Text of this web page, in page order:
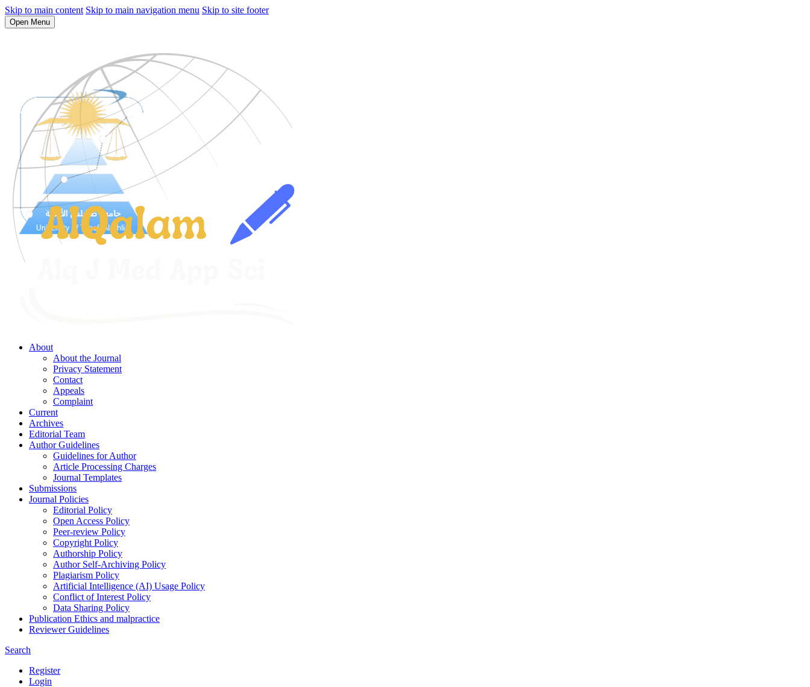
Skip to main content Skip to main navigation menu Skip to site footer
Open Menu
About
About the Journal
Privacy Statement
Contact
Appeals
Complaint
Current
Archives
Editorial Team
Author Guidelines
Guidelines for Author
Article Processing Charges
Journal Templates
Submissions
Journal Policies
Editorial Policy
Open Access Policy
Peer-review Policy
Copyright Policy
Authorship Policy
Author Self-Archiving Policy
Plagiarism Policy
Artificial Intelligence (AI) Usage Policy
Conflict of Interest Policy
Data Sharing Policy
Publication Ethics and malpractice
Reviewer Guidelines
Search
Register
Login